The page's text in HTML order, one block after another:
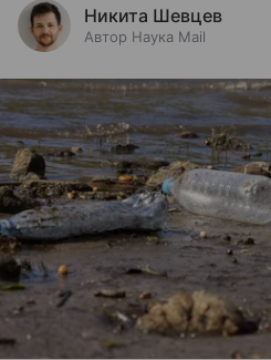
Никита Шевцев
Автор Наука Mail